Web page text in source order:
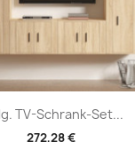
TV-Schrank-Set...
272,28 €
Vorschau